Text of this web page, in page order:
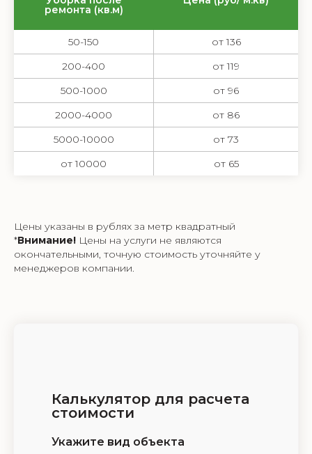
ремонта (кв.м)
50-150
от 136
200-400
от 119
500-1000
от 96
2000-4000
от 86
5000-10000
от 73
от 10000
от 65
Цены указаны в рублях за метр квадратный
*Внимание! Цены на услуги не являются
окончательными, точную стоимость уточняйте у
менеджеров компании.
Калькулятор для расчета
стоимости
Укажите вид объекта